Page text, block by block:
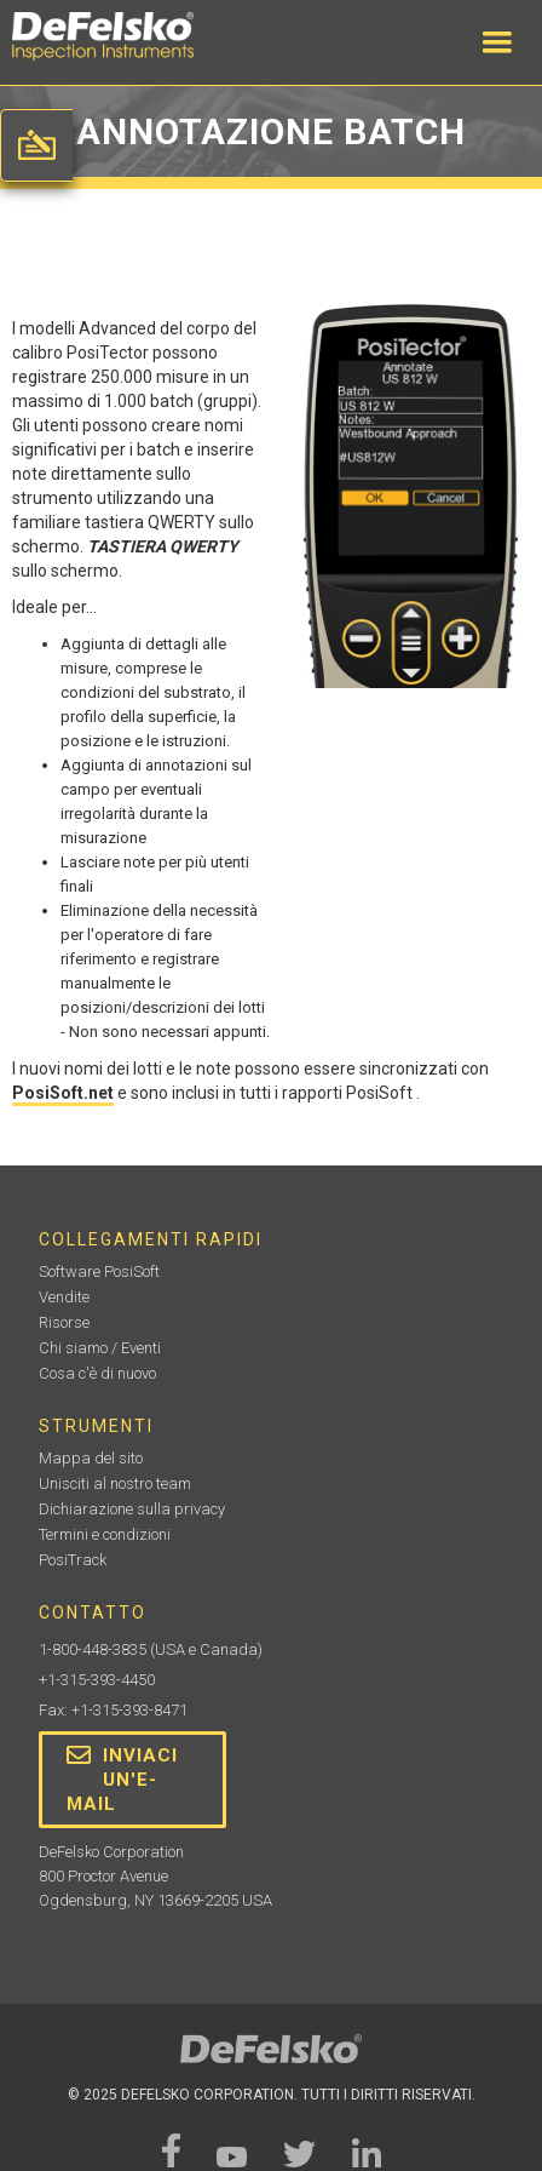
ANNOTAZIONE BATCH
I modelli Advanced del corpo del
calibro PosiTector possono
registrare 250.000 misure in un
massimo di 1.000 batch (gruppi).
Gli utenti possono creare nomi
significativi per i batch e inserire
note direttamente sullo
strumento utilizzando una
familiare tastiera QWERTY sullo
schermo. TASTIERA QWERTY
sullo schermo.
Ideale per...
Aggiunta di dettagli alle
misure, comprese le
condizioni del substrato, il
profilo della superficie, la
posizione e le istruzioni.
Aggiunta di annotazioni sul
campo per eventuali
irregolarità durante la
misurazione
Lasciare note per più utenti
finali
Eliminazione della necessità
per l'operatore di fare
riferimento e registrare
manualmente le
posizioni/descrizioni dei lotti
- Non sono necessari appunti.
I nuovi nomi dei lotti e le note possono essere sincronizzati con
PosiSoft.nete sono inclusi in tutti i rapporti PosiSoft .
COLLEGAMENTI RAPIDI
Software PosiSoft
Vendite
Risorse
Chi siamo / Eventi
Cosa c'è di nuovo
STRUMENTI
Mappa del sito
Unisciti al nostro team
Dichiarazione sulla privacy
Termini e condizioni
PosiTrack
CONTATTO
1-800-448-3835 (USA e Canada)
+1-315-393-4450
Fax: +1-315-393-8471
INVIACI
UN'E-
MAIL
DeFelsko Corporation
800 Proctor Avenue
Ogdensburg, NY 13669-2205 USA
© 2025 DEFELSKO CORPORATION. TUTTI I DIRITTI RISERVATI.